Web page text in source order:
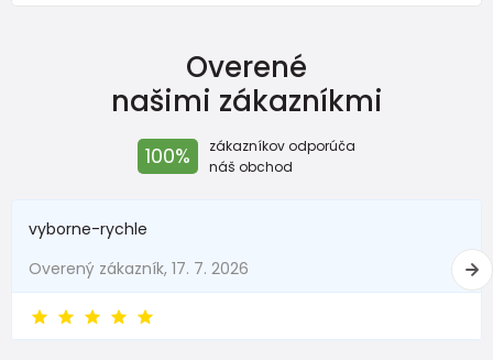
Výška (cm)
New Baby do 50 do 3,4
Do 1 mesiaca do 56 do 4,5
6 - 9 mesiace 68 -74 8 - 9,5
9 - 12 mesiace 74-80 9,5 - 11
Overené
našimi zákazníkmi
100%
zákazníkov odporúča
náš obchod
vyborne-rychle
Overený zákazník, 17. 7. 2026